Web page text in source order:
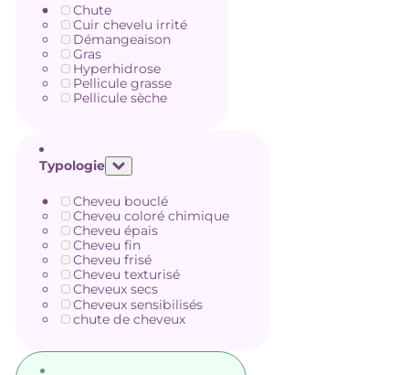
Chute
Cuir chevelu irrité
Démangeaison
Gras
Hyperhidrose
Pellicule grasse
Pellicule sèche
Typologie
Cheveu bouclé
Cheveu coloré chimique
Cheveu épais
Cheveu fin
Cheveu frisé
Cheveu texturisé
Cheveux secs
Cheveux sensibilisés
chute de cheveux